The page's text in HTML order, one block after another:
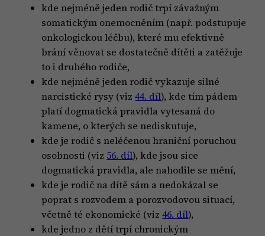
kde nejméně jeden rodič trpí závažným
somatickým onemocněním (např. podstupuje
onkologickou léčbu), které mu efektivně
brání věnovat se dostatečně dítěti a zatěžuje
to i druhého rodiče,
kde nejméně jeden rodič vykazuje silné
narcistické rysy (viz44. díl), kde tím pádem
platí dogmatická pravidla vytesaná do
kamene, o kterých se nediskutuje,
kde je rodič s neléčenou hraniční poruchou
osobnosti (viz 56. díl), kde jsou sice
dogmatická pravidla, ale nahodile se mění,
kde je rodič na dítě sám a nedokázal se
poprat s rozvodem a porozvodovou situací,
včetně té ekonomické (viz46. díl),
kde jedno z dětí trpí chronickým